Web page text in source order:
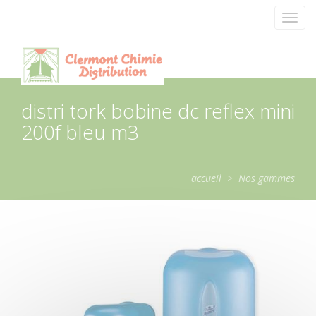
distri tork bobine dc reflex mini
200f bleu m3
accueil > Nos gammes